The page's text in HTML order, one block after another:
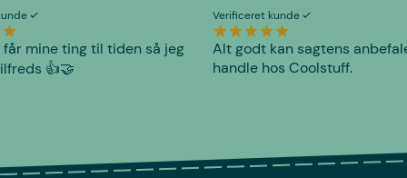
får mine ting til tiden så jeg
👍🤝
Verificeret kunde
Alt godt kan sagtens
handle hos Coolstuff.